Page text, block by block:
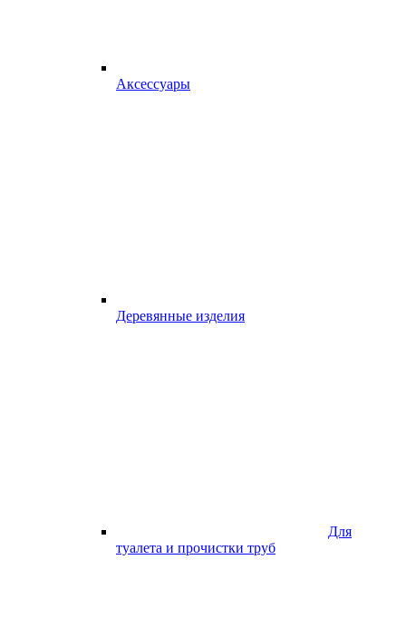
Аксессуары
Деревянные изделия
Для
туалета и прочистки труб